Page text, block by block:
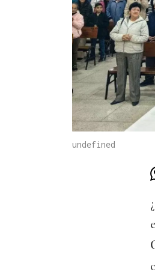
undefined